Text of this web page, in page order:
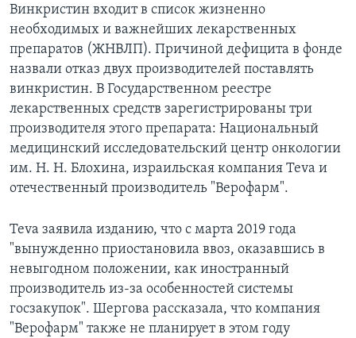
Винкристин входит в список жизненно
необходимых и важнейших лекарственных
препаратов (ЖНВЛП). Причиной дефицита в фонде
назвали отказ двух производителей поставлять
винкристин. В Государственном реестре
лекарственных средств зарегистрированы три
производителя этого препарата: Национальный
медицинский исследовательский центр онкологии
им. Н. Н. Блохина, израильская компания Teva и
отечественный производитель "Верофарм".
Teva заявила изданию, что с марта 2019 года
"вынужденно приостановила ввоз, оказавшись в
невыгодном положении, как иностранный
производитель из-за особенностей системы
госзакупок". Шергова рассказала, что компания
"Верофарм" также не планирует в этом году